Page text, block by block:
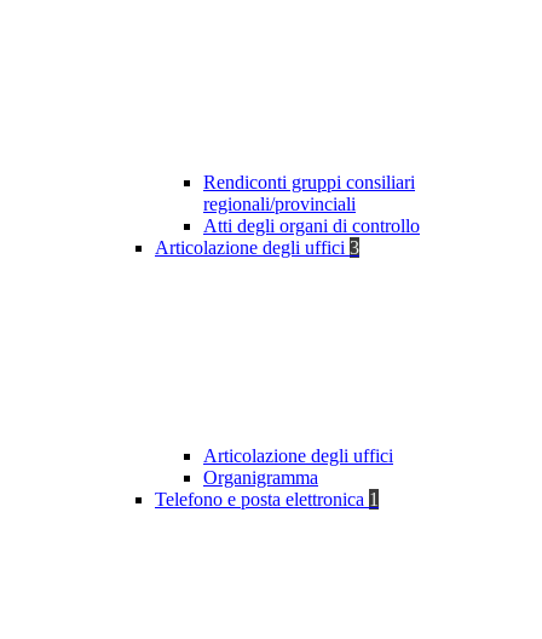
Rendiconti gruppi consiliari
regionali/provinciali
Atti degli organi di controllo
Articolazione degli uffici 3
Articolazione degli uffici
Organigramma
Telefono e posta elettronica 1